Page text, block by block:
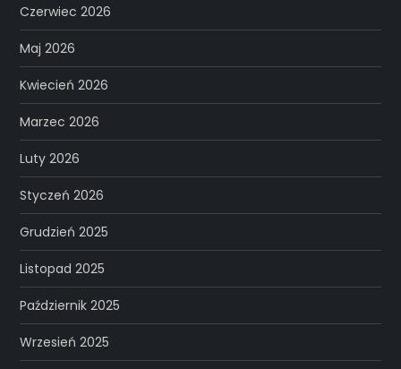
Czerwiec 2026
Maj 2026
Kwiecień 2026
Marzec 2026
Luty 2026
Styczeń 2026
Grudzień 2025
Listopad 2025
Październik 2025
Wrzesień 2025